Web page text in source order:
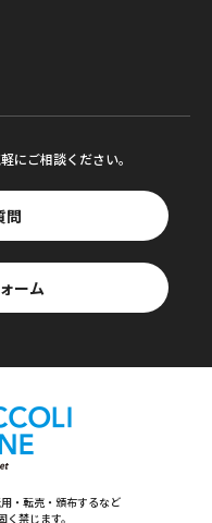
にご相談ください。
問
ーム
・転売・頒布するなど
禁じます。